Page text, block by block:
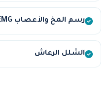
رسم المخ والأعصاب EEG/EMG
الشلل الرعاش